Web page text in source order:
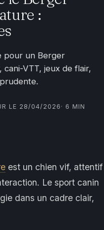
:
pour un Berger
cani-VTT, jeux de flair,
LE 28/04/2026· 6 MIN
est un chien vif, attentif
Le sport canin
dans un cadre clair,